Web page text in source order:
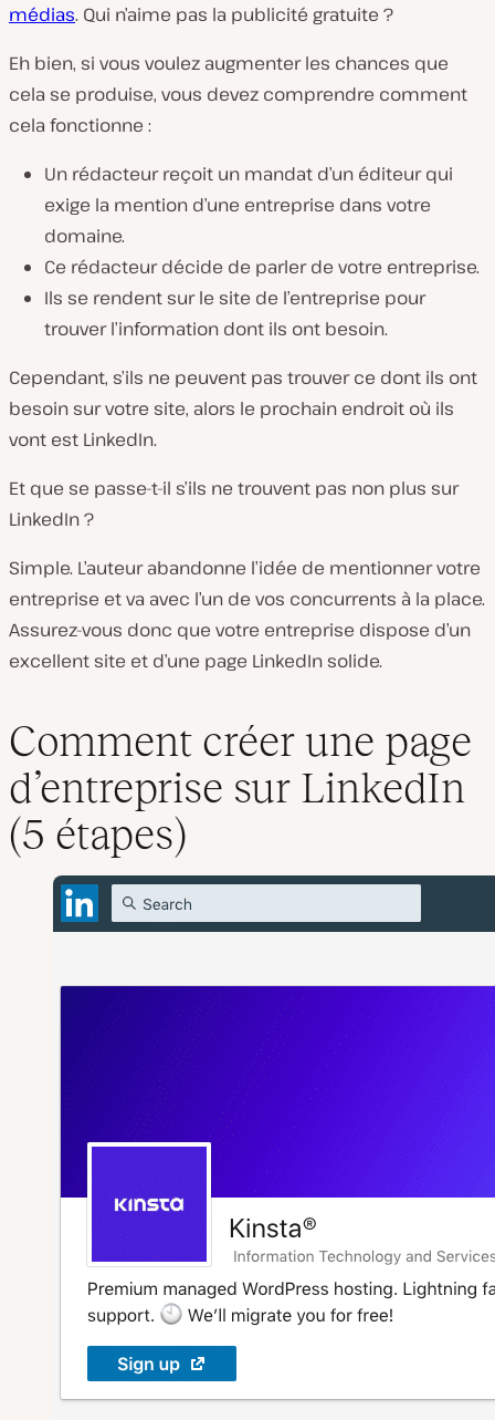
médias. Qui n’aime pas la publicité gratuite ?
Eh bien, si vous voulez augmenter les chances que
cela se produise, vous devez comprendre comment
cela fonctionne :
Un rédacteur reçoit un mandat d’un éditeur qui
exige la mention d’une entreprise dans votre
domaine.
Ce rédacteur décide de parler de votre entreprise.
Ils se rendent sur le site de l’entreprise pour
trouver l’information dont ils ont besoin.
Cependant, s’ils ne peuvent pas trouver ce dont ils ont
besoin sur votre site, alors le prochain endroit où ils
vont est LinkedIn.
Et que se passe-t-il s’ils ne trouvent pas non plus sur
LinkedIn ?
Simple. L’auteur abandonne l’idée de mentionner votre
entreprise et va avec l’un de vos concurrents à la place.
Assurez-vous donc que votre entreprise dispose d’un
excellent site et d’une page LinkedIn solide.
Comment créer une page
d’entreprise sur LinkedIn
(5 étapes)